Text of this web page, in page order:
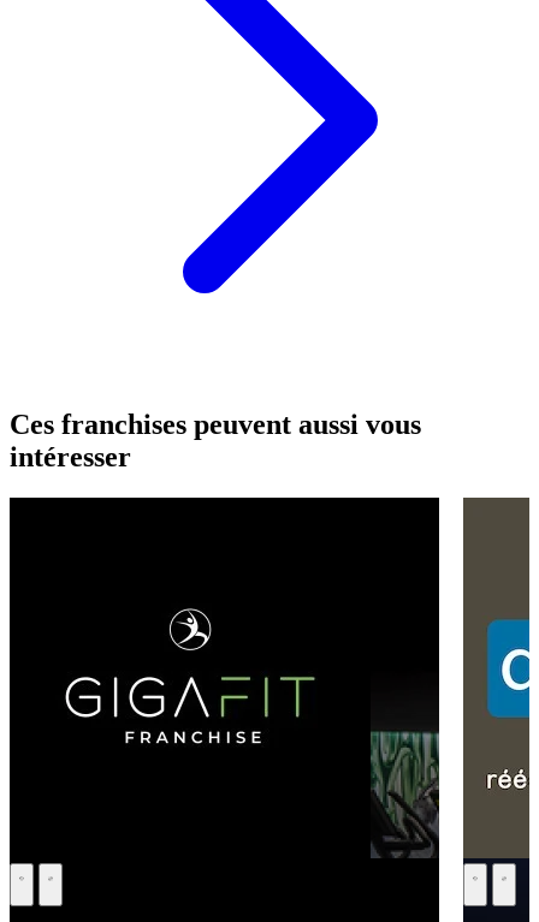
Ces franchises peuvent aussi vous
intéresser